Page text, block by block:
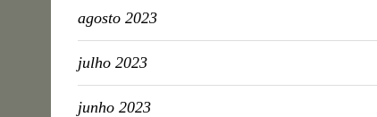
agosto 2023
julho 2023
junho 2023